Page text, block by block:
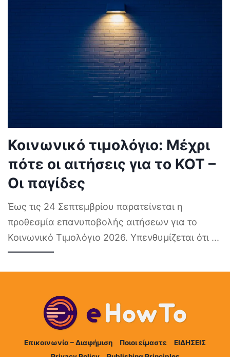
Κοινωνικό τιμολόγιο: Μέχρι
πότε οι αιτήσεις για το ΚΟΤ –
Οι παγίδες
Έως τις 24 Σεπτεμβρίου παρατείνεται η
προθεσμία επανυποβολής αιτήσεων για το
Κοινωνικό Τιμολόγιο 2026. Υπενθυμίζεται ότι ...
Επικοινωνία – Διαφήμιση Ποιοι είμαστε
ΕΙΔΗΣΕΙΣ